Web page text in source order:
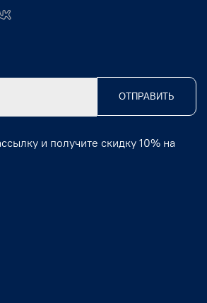
ОТПРАВИТЬ
и получите скидку 10% на